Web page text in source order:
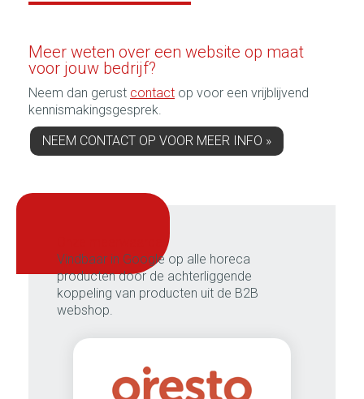
Vindbaar in Google op alle horeca
producten door de achterliggende
koppeling van producten uit de B2B
webshop.
Meer weten over een website op maat
voor jouw bedrijf?
Neem dan gerust contact op voor een vrijblijvend
kennismakingsgesprek.
NEEM CONTACT OP VOOR MEER INFO »